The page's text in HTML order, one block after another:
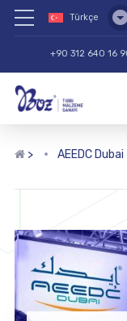
Türkçe
+90 312 640 16
> AEEDC